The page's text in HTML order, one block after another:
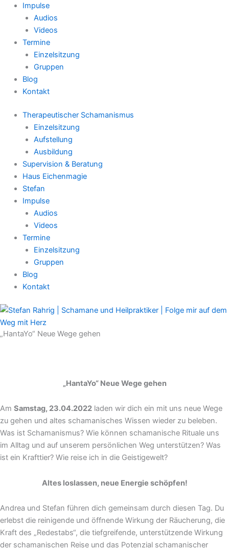
Impulse
Audios
Videos
Termine
Einzelsitzung
Gruppen
Blog
Kontakt
Therapeutischer Schamanismus
Einzelsitzung
Aufstellung
Ausbildung
Supervision & Beratung
Haus Eichenmagie
Stefan
Impulse
Audios
Videos
Termine
Einzelsitzung
Gruppen
Blog
Kontakt
„HantaYo“ Neue Wege gehen
„HantaYo“ Neue Wege gehen
Am Samstag, 23.04.2022 laden wir dich ein mit uns neue Wege
zu gehen und altes schamanisches Wissen wieder zu beleben.
Was ist Schamanismus? Wie können schamanische Rituale uns
im Alltag und auf unserem persönlichen Weg unterstützen? Was
ist ein Krafttier? Wie reise ich in die Geistigewelt?
Altes loslassen, neue Energie schöpfen!
Andrea und Stefan führen dich gemeinsam durch diesen Tag. Du
erlebst die reinigende und öffnende Wirkung der Räucherung, die
Kraft des „Redestabs“, die tiefgreifende, unterstützende Wirkung
der schamanischen Reise und das Potenzial schamanischer